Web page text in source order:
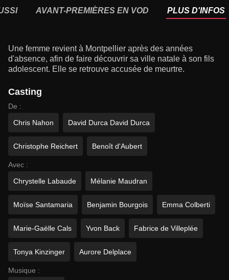
AVANT-PREMIÈRES EN VOD PLUS D'INFOS
Une femme revient à Montpellier après des années
d'absence, afin de faire découvrir sa ville natale à son fils
adolescent. Elle se retrouve accusée de meurtre.
Casting
De :
Chris Nahon
David Durca David Durca
Christophe Reichert Benoît d'Aubert
Avec :
Chrystelle Labaude
Mélanie Maudran
Moïse Santamaria Benjamin Bourgois Emma Colberti
Marie-Gaëlle Cals Yvon Back Fabrice de Villeplée
Tonya Kinzinger Aurore Delplace
Musique :